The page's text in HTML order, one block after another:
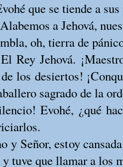
que se tiende a
a Jehová,
oh, tierra de
Rey Jehová.
los desiertos!
sagrado de la
Evohé, ¿qué
y Señor, estoy
tuve que llamar a los